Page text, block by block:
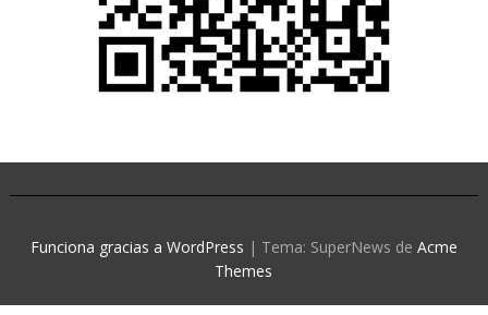
Funciona gracias a WordPress | Tema: SuperNews de Acme
Themes